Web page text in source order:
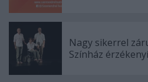
Nagy sikerrel
Színház